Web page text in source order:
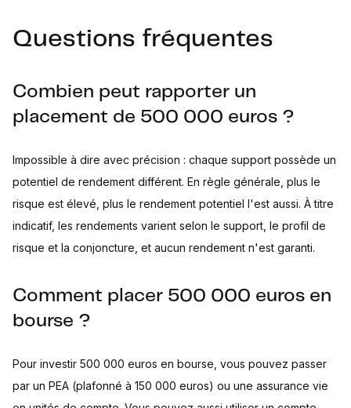
Questions fréquentes
Combien peut rapporter un
placement de 500 000 euros ?
Impossible à dire avec précision : chaque support possède un
potentiel de rendement différent. En règle générale, plus le
risque est élevé, plus le rendement potentiel l'est aussi. À titre
indicatif, les rendements varient selon le support, le profil de
risque et la conjoncture, et aucun rendement n'est garanti.
Comment placer 500 000 euros en
bourse ?
Pour investir 500 000 euros en bourse, vous pouvez passer
par un PEA (plafonné à 150 000 euros) ou une assurance vie